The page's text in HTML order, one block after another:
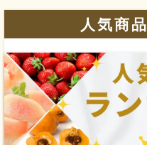
人気商